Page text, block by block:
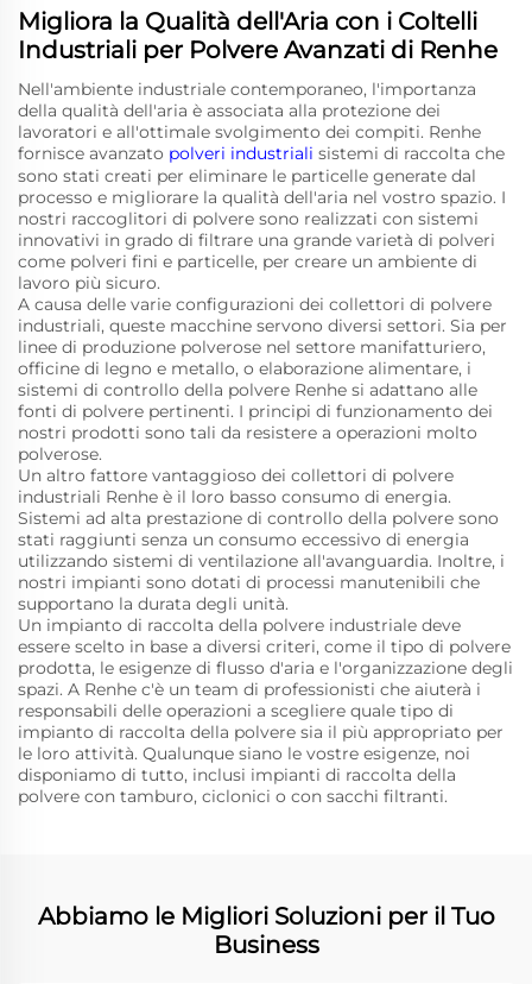
Migliora la Qualità dell'Aria con i Coltelli
Industriali per Polvere Avanzati di Renhe
Nell'ambiente industriale contemporaneo, l'importanza
della qualità dell'aria è associata alla protezione dei
lavoratori e all'ottimale svolgimento dei compiti. Renhe
fornisce avanzato polveri industriali sistemi di raccolta che
sono stati creati per eliminare le particelle generate dal
processo e migliorare la qualità dell'aria nel vostro spazio. I
nostri raccoglitori di polvere sono realizzati con sistemi
innovativi in grado di filtrare una grande varietà di polveri
come polveri fini e particelle, per creare un ambiente di
lavoro più sicuro.
A causa delle varie configurazioni dei collettori di polvere
industriali, queste macchine servono diversi settori. Sia per
linee di produzione polverose nel settore manifatturiero,
officine di legno e metallo, o elaborazione alimentare, i
sistemi di controllo della polvere Renhe si adattano alle
fonti di polvere pertinenti. I principi di funzionamento dei
nostri prodotti sono tali da resistere a operazioni molto
polverose.
Un altro fattore vantaggioso dei collettori di polvere
industriali Renhe è il loro basso consumo di energia.
Sistemi ad alta prestazione di controllo della polvere sono
stati raggiunti senza un consumo eccessivo di energia
utilizzando sistemi di ventilazione all'avanguardia. Inoltre, i
nostri impianti sono dotati di processi manutenibili che
supportano la durata degli unità.
Un impianto di raccolta della polvere industriale deve
essere scelto in base a diversi criteri, come il tipo di polvere
prodotta, le esigenze di flusso d'aria e l'organizzazione degli
spazi. A Renhe c'è un team di professionisti che aiuterà i
responsabili delle operazioni a scegliere quale tipo di
impianto di raccolta della polvere sia il più appropriato per
le loro attività. Qualunque siano le vostre esigenze, noi
disponiamo di tutto, inclusi impianti di raccolta della
polvere con tamburo, ciclonici o con sacchi filtranti.
Abbiamo le Migliori Soluzioni per il Tuo
Business